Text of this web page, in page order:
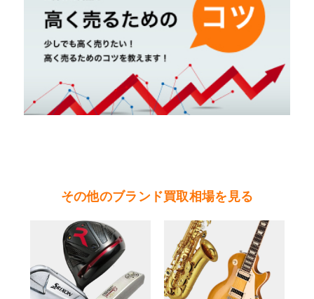
スを代表する特許を取得し、デイトジャスト、デ
イトナ、エクスプローラー、サブマリーナ、ＧＭ
Ｔマスターなどの人気のモデルを発売。ロレック
スの名を世界中に広め、その地位を確かなものと
した。
２０００年にはロレックスのフラッグシップモデ
マリーナなどの新型モデルが次々と進化を遂げ発
表されている。
やまご質店 ロレックスの買取可能エリア
茨城県 県央地区（水戸市・ひたちなか市・茨城
その他のブランド買取相場を見る